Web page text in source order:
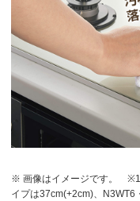
※ 画像はイメージです。
※1
イプは37cm(+2cm)、N3WT6